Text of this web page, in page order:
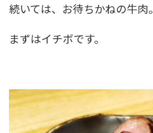
続いては、お待ちかねの牛肉。
まずはイチボです。